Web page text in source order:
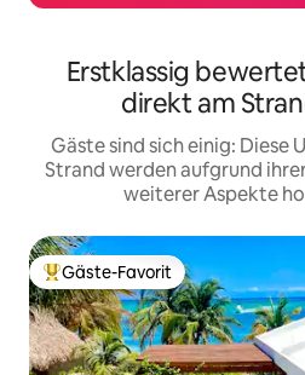
Erstklassig
direkt am
Gäste sind sich einig:
Strand werden aufgrund
weiterer Aspekte
Beliebter Gäste-Favorit.
Gäste-Favorit